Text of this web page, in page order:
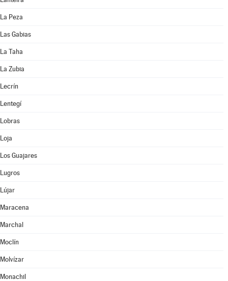
La Peza
Las Gabias
La Taha
La Zubia
Lecrín
Lentegí
Lobras
Loja
Los Guajares
Lugros
Lújar
Maracena
Marchal
Moclín
Molvízar
Monachil